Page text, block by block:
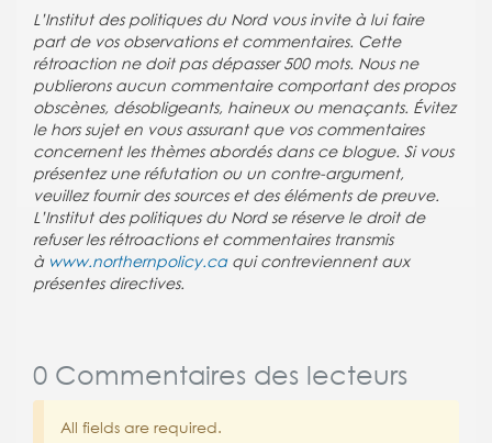
L’Institut des politiques du Nord vous invite à lui faire
part de vos observations et commentaires. Cette
rétroaction ne doit pas dépasser 500 mots. Nous ne
publierons aucun commentaire comportant des propos
obscènes, désobligeants, haineux ou menaçants. Évitez
le hors sujet en vous assurant que vos commentaires
concernent les thèmes abordés dans ce blogue. Si vous
présentez une réfutation ou un contre-argument,
veuillez fournir des sources et des éléments de preuve.
L’Institut des politiques du Nord se réserve le droit de
refuser les rétroactions et commentaires transmis
à www.northernpolicy.caqui contreviennent aux
présentes directives.
0 Commentaires des lecteurs
All fields are required.